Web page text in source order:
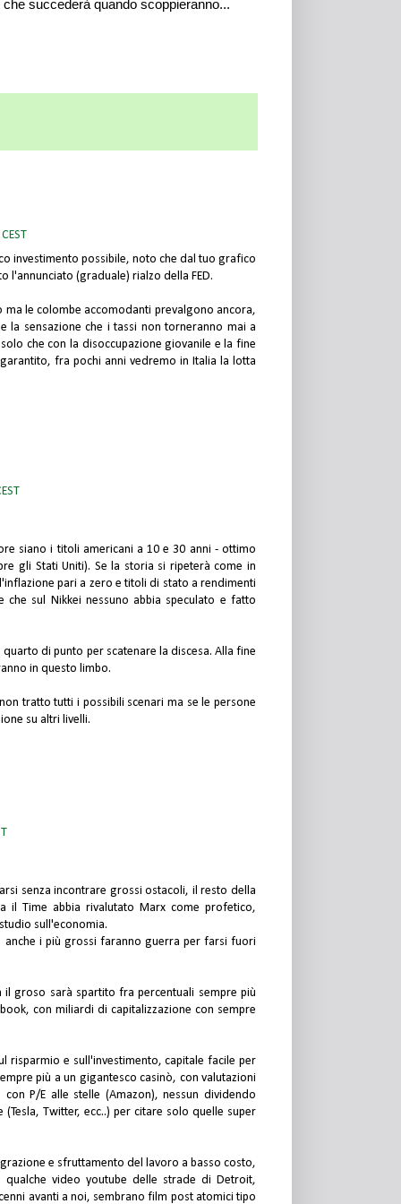
succederà quando scoppieranno...
investimento possibile, noto che dal tuo grafico
l'annunciato (graduale) rialzo della FED.
ma le colombe accomodanti prevalgono ancora,
la sensazione che i tassi non torneranno mai a
che con la disoccupazione giovanile e la fine
fra pochi anni vedremo in Italia la lotta
siano i titoli americani a 10 e 30 anni - ottimo
gli Stati Uniti). Se la storia si ripeterà come in
pari a zero e titoli di stato a rendimenti
sul Nikkei nessuno abbia speculato e fatto
di punto per scatenare la discesa. Alla fine
in questo limbo.
tratto tutti i possibili scenari ma se le persone
su altri livelli.
senza incontrare grossi ostacoli, il resto della
il Time abbia rivalutato Marx come profetico,
sull'economia.
i più grossi faranno guerra per farsi fuori
il groso sarà spartito fra percentuali sempre più
con miliardi di capitalizzazione con sempre
risparmio e sull'investimento, capitale facile per
più a un gigantesco casinò, con valutazioni
P/E alle stelle (Amazon), nessun dividendo
Twitter, ecc..) per citare solo quelle super
e sfruttamento del lavoro a basso costo,
video youtube delle strade di Detroit,
avanti a noi, sembrano film post atomici tipo